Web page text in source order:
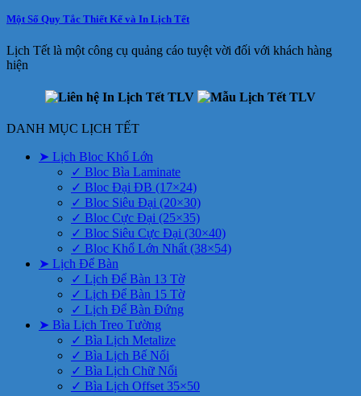
Một Số Quy Tắc Thiết Kế và In Lịch Tết
Lịch Tết là một công cụ quảng cáo tuyệt vời đối với khách hàng
hiện
DANH MỤC LỊCH TẾT
➤ Lịch Bloc Khổ Lớn
✓ Bloc Bìa Laminate
✓ Bloc Đại ĐB (17×24)
✓ Bloc Siêu Đại (20×30)
✓ Bloc Cực Đại (25×35)
✓ Bloc Siêu Cực Đại (30×40)
✓ Bloc Khổ Lớn Nhất (38×54)
➤ Lịch Để Bàn
✓ Lịch Để Bàn 13 Tờ
✓ Lịch Để Bàn 15 Tờ
✓ Lịch Để Bàn Đứng
➤ Bìa Lịch Treo Tường
✓ Bìa Lịch Metalize
✓ Bìa Lịch Bế Nổi
✓ Bìa Lịch Chữ Nổi
✓ Bìa Lịch Offset 35×50